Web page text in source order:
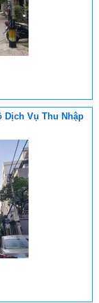
Dịch Vụ Thu Nhập